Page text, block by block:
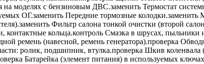
на моделях с бензиновым ДВС.заменить Термостат
ОГ.заменить Передние тормозные колодки.заменить
заменить Фильтр салона тонкой очистки (второй
контактные кольца.контроль Смазка в шрусах, пыльники
ремень (навесной, ремень генератора).проверка
ролик, подшипник, втулка.проверка Шкив коленвала
Батарейка (элемент питания) в используемых